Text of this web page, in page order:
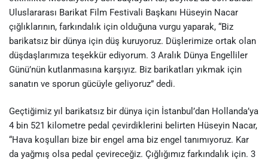
Uluslararası Barikat Film Festivali Başkanı Hüseyin Nacar
çığlıklarının, farkındalık için olduğuna vurgu yaparak, “Biz
barikatsız bir dünya için düş kuruyoruz. Düşlerimize ortak olan
düşdaşlarımıza teşekkür ediyorum. 3 Aralık Dünya Engelliler
Günü’nün kutlanmasına karşıyız. Biz barikatları yıkmak için
sanatın ve sporun gücüyle geliyoruz” dedi.
Geçtiğimiz yıl barikatsız bir dünya için İstanbul’dan Hollanda’ya
4 bin 521 kilometre pedal çevirdiklerini belirten Hüseyin Nacar,
“Hava koşulları bize bir engel ama biz engel tanımıyoruz. Kar
da yağmış olsa pedal çevireceğiz. Çığlığımız farkındalık için. 3